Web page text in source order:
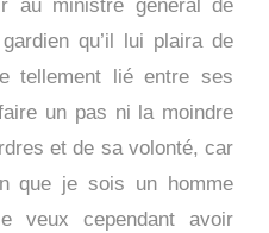
au ministre général de
qu’il lui plaira de
tellement lié entre ses
un pas ni la moindre
et de sa volonté, car
que je sois un homme
veux cependant avoir